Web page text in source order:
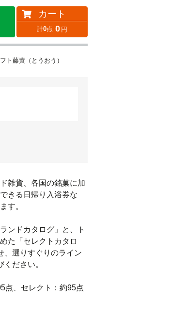
カート
0 0
ト藤黄（とうおう）
雑貨、各国の銘菓に加
きる日帰り入浴券な
す。
ンドカタログ」と、ト
た「セレクトカタロ
、選りすぐりのライン
ださい。
点、セレクト：約95点